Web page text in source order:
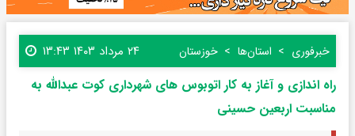
خبرفوری استان‌ها خوزستان ۲۴ مرداد ۱۴۰۳ ۱۳:۴۳
راه اندازی و آغاز به کار اتوبوس های شهرداری کوت عبدالله به
مناسبت اربعین حسینی